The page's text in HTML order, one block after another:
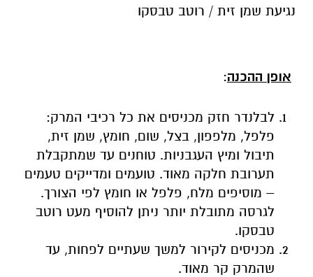
נגיעת שמן זית / רוטב טבסקו
אופן ההכנה:
לבלנדר חזק מכניסים את כל רכיבי המרק:
פלפל, מלפפון, בצל, שום, חומץ, שמן זית,
תיבול ומיץ העגבניות. טוחנים עד שמתקבלת
תערובת חלקה מאוד. טועמים ומדייקים טעמים
– מוסיפים מלח, פלפל או חומץ לפי הצורך.
לגרסה מתובלת יותר ניתן להוסיף מעט רוטב
טבסקו.
מכניסים לקירור למשך שעתיים לפחות, עד
שהמרק קר מאוד.